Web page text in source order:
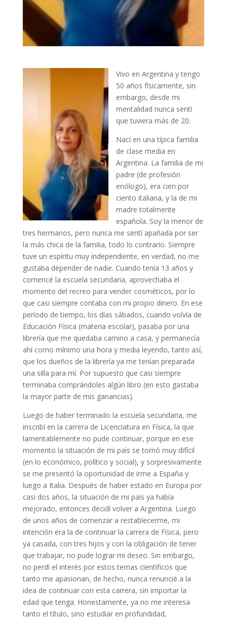
Vivo en Argentina y tengo
50 años físicamente, sin
embargo, desde mi
mentalidad nunca sentí
que tuviera más de 20.
Nací en una típica familia
de clase media en
Argentina. La familia de mi
padre (de profesión
enólogo), era cien por
ciento italiana, y la de mi
madre totalmente
española. Soy la menor de
tres hermanos, pero nunca me sentí apañada por ser
la más chica de la familia, todo lo contrario. Siempre
tuve un espíritu muy independiente, en verdad, no me
gustaba depender de nadie. Cuando tenía 13 años y
comencé la escuela secundaria, aprovechaba el
momento del recreo para vender cosméticos, por lo
que casi siempre contaba con mi propio dinero. En ese
período de tiempo, los días sábados, cuando volvía de
Educación Física (materia escolar), pasaba por una
librería que me quedaba camino a casa, y permanecía
ahí como mínimo una hora y media leyendo, tanto así,
que los dueños de la librería ya me tenían preparada
una silla para mí. Por supuesto que casi siempre
terminaba comprándoles algún libro (en esto gastaba
la mayor parte de mis ganancias).
Luego de haber terminado la escuela secundaria, me
inscribí en la carrera de Licenciatura en Física, la que
lamentablemente no pude continuar, porque en ese
momento la situación de mi país se tornó muy difícil
(en lo económico, político y social), y sorpresivamente
se me presentó la oportunidad de irme a España y
luego a Italia. Después de haber estado en Europa por
casi dos años, la situación de mi país ya había
mejorado, entonces decidí volver a Argentina. Luego
de unos años de comenzar a restablecerme, mi
intención era la de continuar la carrera de Física, pero
ya casada, con tres hijos y con la obligación de tener
que trabajar, no pude lograr mi deseo. Sin embargo,
no perdí el interés por estos temas científicos que
tanto me apasionan, de hecho, nunca renuncié a la
idea de continuar con esta carrera, sin importar la
edad que tenga. Honestamente, ya no me interesa
tanto el título, sino estudiar en profundidad,